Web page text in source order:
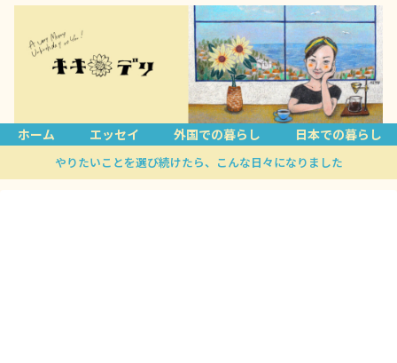
ホーム エッセイ 外国での暮らし 日本での暮らし
やりたいことを選び続けたら、こんな日々になりました